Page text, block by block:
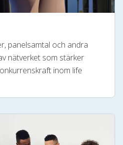
panelsamtal och andra
nätverket som stärker
inom life